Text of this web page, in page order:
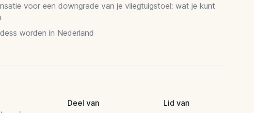
voor een downgrade van je vliegtuigstoel: wat je kunt
worden in Nederland
Deel van Lid van